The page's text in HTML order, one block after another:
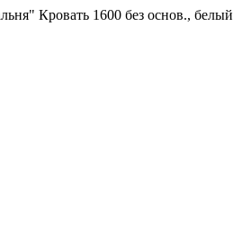
Кровать 1600 без основ., белый